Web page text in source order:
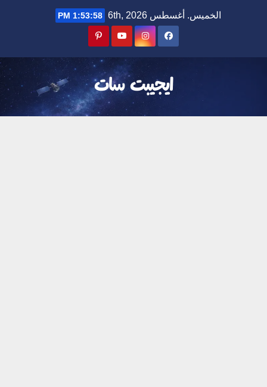
الخميس. أغسطس 6th, 2026 1:53:59 PM
ايجيبت سات